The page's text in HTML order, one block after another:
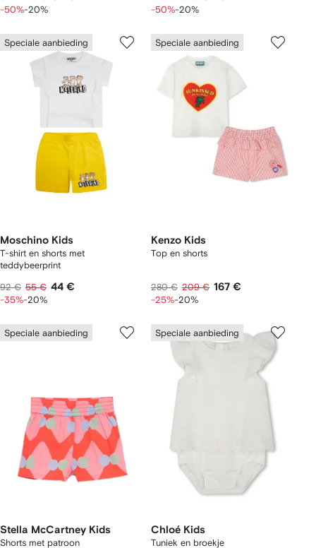
-50%-20% -50%-20%
Speciale aanbieding
Moschino Kids
T-shirt en shorts met
teddybeerprint
92 € 55 € 44 €
-35%-20%
Speciale aanbieding
Kenzo Kids
Top en shorts
280 € 209 € 167 €
-25%-20%
Speciale aanbieding
Stella McCartney Kids
Shorts met patroon
Speciale aanbieding
Chloé Kids
Tuniek en broekje